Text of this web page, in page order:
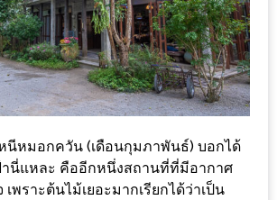
นีหมอกควัน (เดือนกุมภาพันธ์) บอกได้
านี่แหละ คืออีกหนึ่งสถานที่ที่มีอากาศ
พราะต้นไม้เยอะมากเรียกได้ว่าเป็น